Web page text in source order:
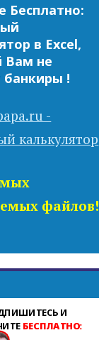
Бесплатно:
в Excel,
Вам не
банкиры !
файлов!
И
БЕСПЛАТНО: